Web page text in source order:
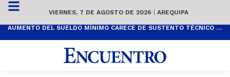
VIERNES, 7 DE AGOSTO DE 2026 | AREQUIPA
AUMENTO DEL SUELDO MÍNIMO CARECE DE SUSTENTO TÉCNICO Y ES POPULISTA